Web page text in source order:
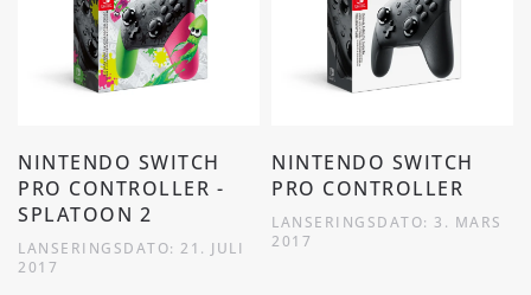
NINTENDO SWITCH
PRO CONTROLLER -
SPLATOON 2
LANSERINGSDATO: 21. JULI
2017
NINTENDO SWITCH
PRO CONTROLLER
LANSERINGSDATO: 3. MARS
2017